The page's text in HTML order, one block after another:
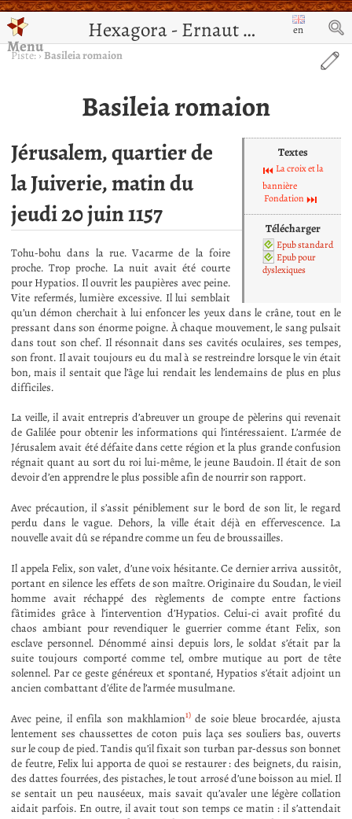
Hexagora - Ernaut de Jérusalem
Menu
en
Piste:›Basileia romaion
Basileia romaion
Textes
La croix et la
bannière
Fondation
Télécharger
Epub standard
Epub pour
dyslexiques
Jérusalem, quartier de
la Juiverie, matin du
jeudi 20 juin 1157
Tohu-bohu dans la rue. Vacarme de la foire
proche. Trop proche. La nuit avait été courte
pour Hypatios. Il ouvrit les paupières avec peine.
Vite refermés, lumière excessive. Il lui semblait
qu’un démon cherchait à lui enfoncer les yeux dans le crâne, tout en le
pressant dans son énorme poigne. À chaque mouvement, le sang pulsait
dans tout son chef. Il résonnait dans ses cavités oculaires, ses tempes,
son front. Il avait toujours eu du mal à se restreindre lorsque le vin était
bon, mais il sentait que l’âge lui rendait les lendemains de plus en plus
difficiles.
La veille, il avait entrepris d’abreuver un groupe de pèlerins qui revenait
de Galilée pour obtenir les informations qui l’intéressaient. L’armée de
Jérusalem avait été défaite dans cette région et la plus grande confusion
régnait quant au sort du roi lui-même, le jeune Baudoin. Il était de son
devoir d’en apprendre le plus possible afin de nourrir son rapport.
Avec précaution, il s’assit péniblement sur le bord de son lit, le regard
perdu dans le vague. Dehors, la ville était déjà en effervescence. La
nouvelle avait dû se répandre comme un feu de broussailles.
Il appela Felix, son valet, d’une voix hésitante. Ce dernier arriva aussitôt,
portant en silence les effets de son maître. Originaire du Soudan, le vieil
homme avait réchappé des règlements de compte entre factions
fâtimides grâce à l’intervention d’Hypatios. Celui-ci avait profité du
chaos ambiant pour revendiquer le guerrier comme étant Felix, son
esclave personnel. Dénommé ainsi depuis lors, le soldat s’était par la
suite toujours comporté comme tel, ombre mutique au port de tête
solennel. Par ce geste généreux et spontané, Hypatios s’était adjoint un
ancien combattant d’élite de l’armée musulmane.
Avec peine, il enfila son makhlamion1) de soie bleue brocardée, ajusta
lentement ses chaussettes de coton puis laça ses souliers bas, ouverts
sur le coup de pied. Tandis qu’il fixait son turban par-dessus son bonnet
de feutre, Felix lui apporta de quoi se restaurer : des beignets, du raisin,
des dattes fourrées, des pistaches, le tout arrosé d’une boisson au miel. Il
se sentait un peu nauséeux, mais savait qu’avaler une légère collation
aidait parfois. En outre, il avait tout son temps ce matin : il s’attendait